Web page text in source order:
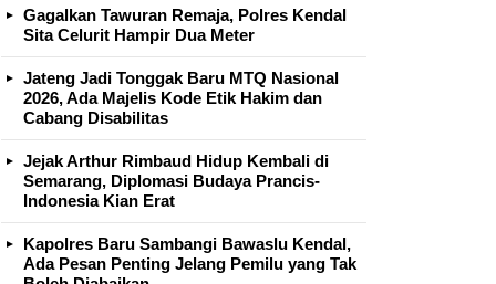
Gagalkan Tawuran Remaja, Polres Kendal
Sita Celurit Hampir Dua Meter
Jateng Jadi Tonggak Baru MTQ Nasional
2026, Ada Majelis Kode Etik Hakim dan
Cabang Disabilitas
Jejak Arthur Rimbaud Hidup Kembali di
Semarang, Diplomasi Budaya Prancis-
Indonesia Kian Erat
Kapolres Baru Sambangi Bawaslu Kendal,
Ada Pesan Penting Jelang Pemilu yang Tak